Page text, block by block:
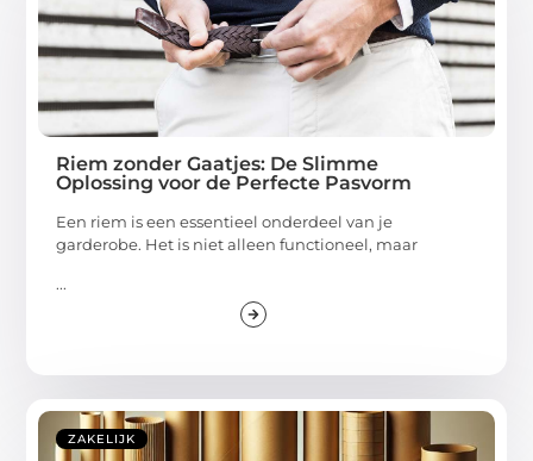
Riem zonder Gaatjes: De Slimme
Oplossing voor de Perfecte Pasvorm
Een riem is een essentieel onderdeel van je
garderobe. Het is niet alleen functioneel, maar
...
ZAKELIJK